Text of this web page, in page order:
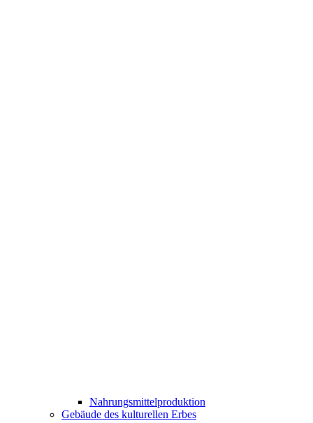
Nahrungsmittelproduktion
Gebäude des kulturellen Erbes